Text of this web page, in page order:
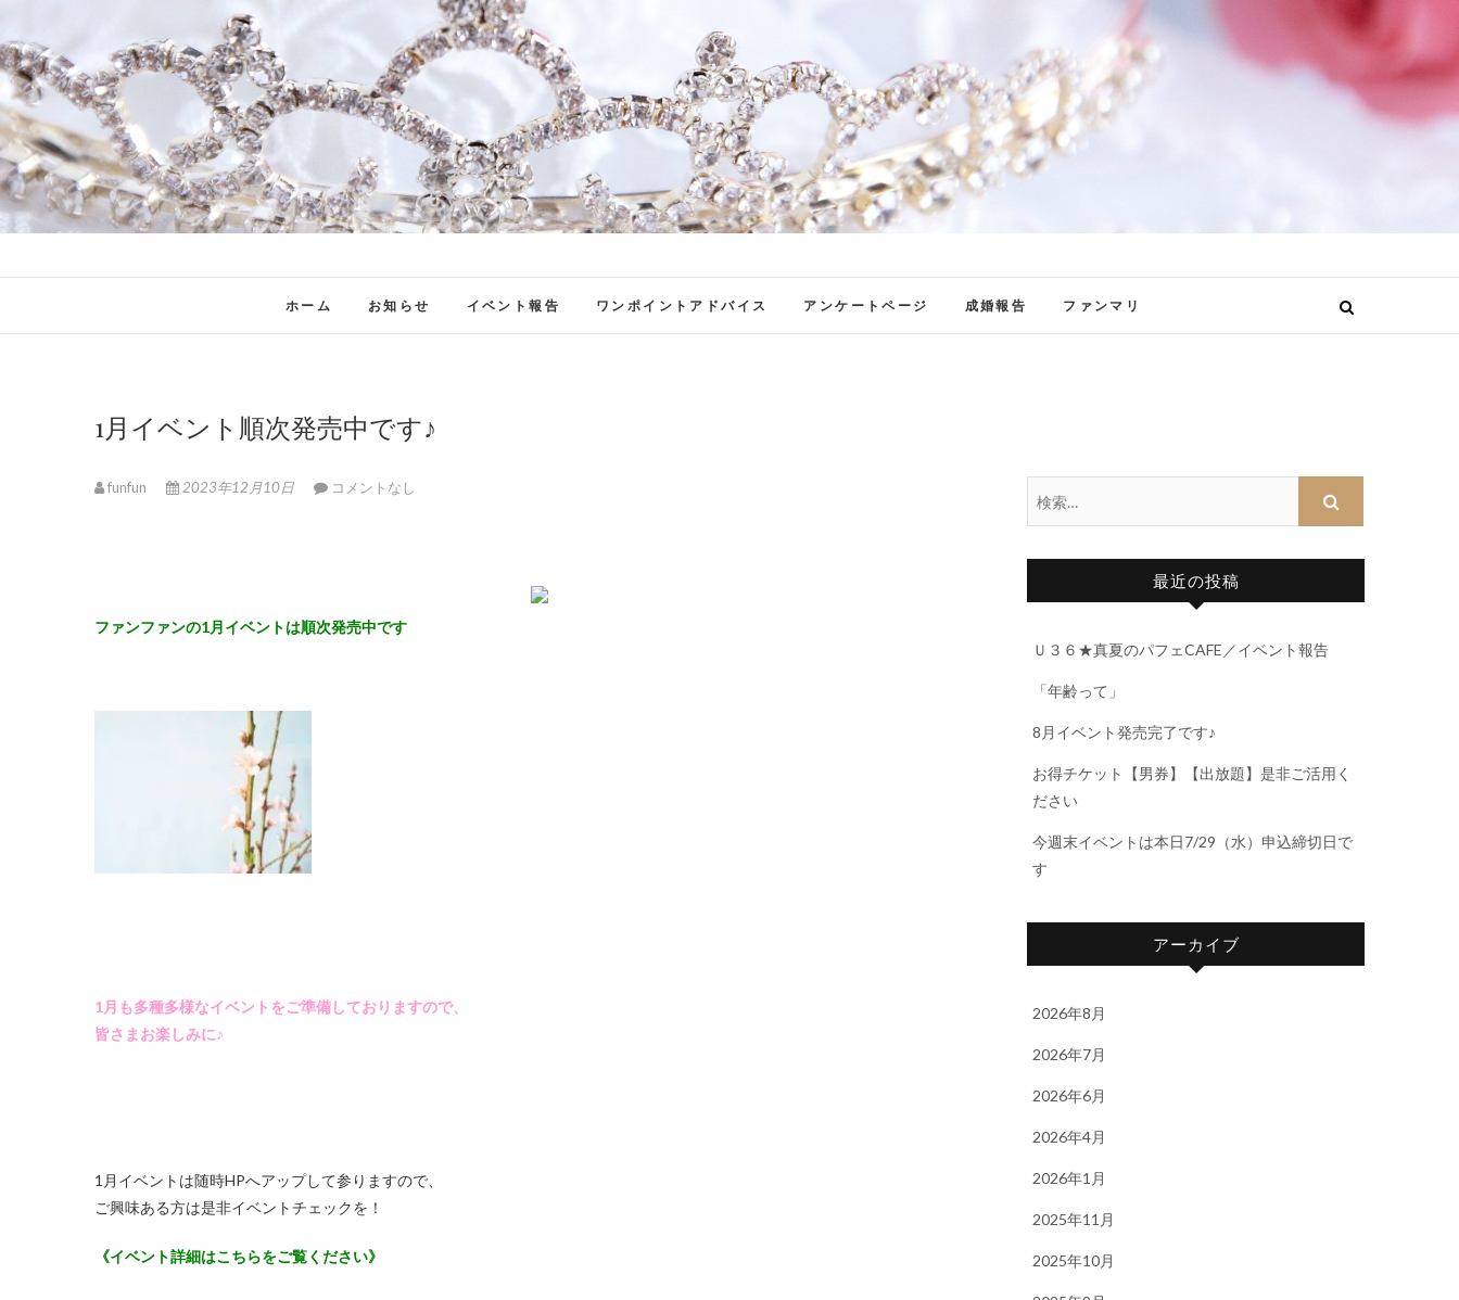
ファンブロ
ホーム お知らせ イベント報告 ワンポイントアドバイス アンケートページ 成婚報告 ファンマリ
1月イベント順次発売中です♪
funfun 2023年12月10日 コメントなし
ファンファンの1月イベントは順次発売中です
1月も多種多様なイベントをご準備しておりますので、
皆さまお楽しみに♪
1月イベントは随時HPへアップして参りますので、
ご興味ある方は是非イベントチェックを！
《イベント詳細はこちらをご覧ください》
最近の投稿
Ｕ３６★真夏のパフェCAFE／イベント報告
「年齢って」
8月イベント発売完了です♪
お得チケット【男券】【出放題】是非ご活用く
ださい
今週末イベントは本日7/29（水）申込締切日で
す
アーカイブ
2026年8月
2026年7月
2026年6月
2026年4月
2026年1月
2025年11月
2025年10月